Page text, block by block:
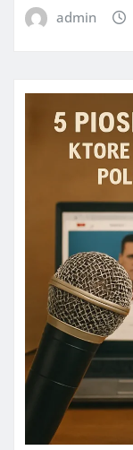
admin